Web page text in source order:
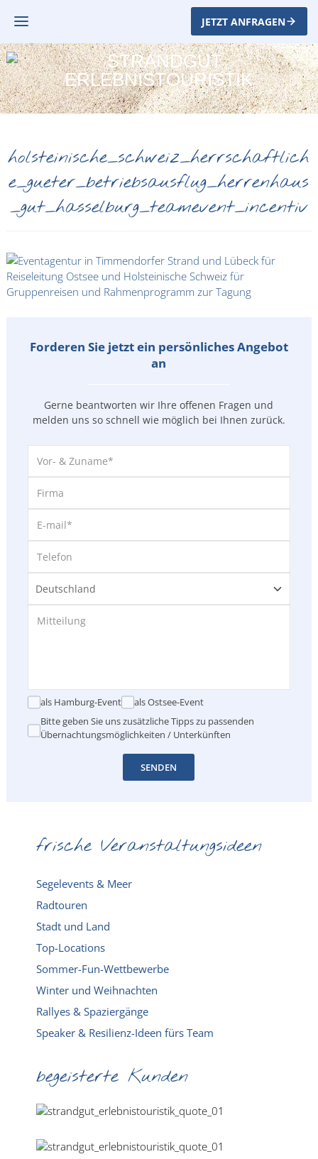
JETZT ANFRAGEN
holsteinische_schweiz_herrschaftlich
e_gueter_betriebsausflug_herrenhaus
_gut_hasselburg_teamevent_incentiv
Forderen Sie jetzt ein persönliches Angebot
an
Gerne beantworten wir Ihre offenen Fragen und
melden uns so schnell wie möglich bei Ihnen zurück.
als Hamburg-Event
als Ostsee-Event
Bitte geben Sie uns zusätzliche Tipps zu passenden
Übernachtungsmöglichkeiten / Unterkünften
SENDEN
frische Veranstaltungsideen
Segelevents & Meer
Radtouren
Stadt und Land
Top-Locations
Sommer-Fun-Wettbewerbe
Winter und Weihnachten
Rallyes & Spaziergänge
Speaker & Resilienz-Ideen fürs Team
begeisterte Kunden